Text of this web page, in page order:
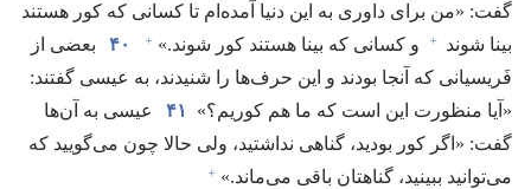
گفت:‏ «من برای داوری به این دنیا آمده‌ام تا کسانی که کور هستند
بینا شوند
+ و کسانی که بینا هستند کور شوند.‏»‏ + ۴۰
بعضی از
فَریسیانی که آنجا بودند و این حرف‌ها را شنیدند،‏ به عیسی گفتند:‏
«آیا منظورت این است که ما هم کوریم؟‏»
۴۱
عیسی به آن‌ها
گفت:‏ «اگر کور بودید،‏ گناهی نداشتید،‏ ولی حالا چون می‌گویید که
می‌توانید ببینید،‏ گناهتان باقی می‌ماند.‏»‏ +